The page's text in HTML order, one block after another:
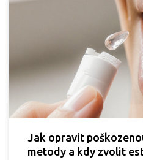
Jak opravit
metody a kdy zvolit